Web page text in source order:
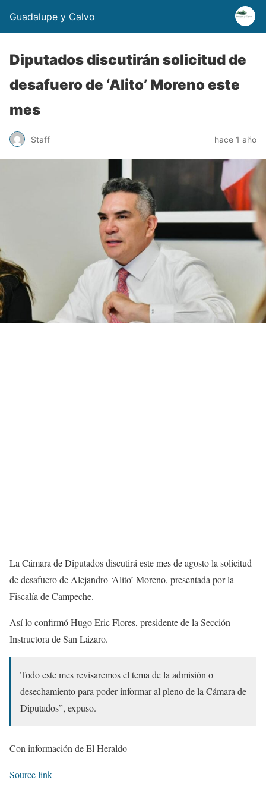
Guadalupe y Calvo
Diputados discutirán solicitud de
desafuero de ‘Alito’ Moreno este
mes
Staff hace 1 año
La Cámara de Diputados discutirá este mes de agosto la solicitud
de desafuero de Alejandro ‘Alito’ Moreno, presentada por la
Fiscalía de Campeche.
Así lo confirmó Hugo Eric Flores, presidente de la Sección
Instructora de San Lázaro.
Todo este mes revisaremos el tema de la admisión o
desechamiento para poder informar al pleno de la Cámara de
Diputados”, expuso.
Con información de El Heraldo
Source link